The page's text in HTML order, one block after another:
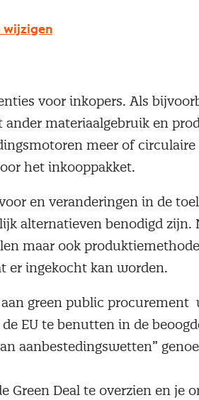
procurement organisaties
kortere maar zeker ook
voor inkopers. Als
materiaalgebruik en
meer of
het inkooppakket.
veranderingen in de
alternatieven benodigd zijn.
maar ook
er ingekocht kan worden.
public procurement
EU te benutten in de
aanbestedingswetten”
Green Deal te overzien en je
wijzigen